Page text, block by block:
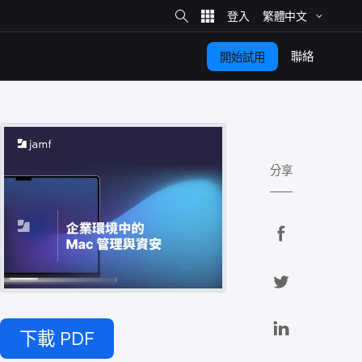
網
站
​搜
繁體​中文
開始​試用 聯絡
下載 PDF
分享